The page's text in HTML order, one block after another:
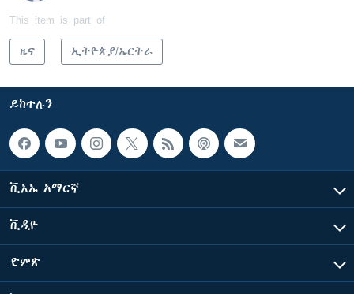
This item is part of
ዜና ኢትዮጵያ/ኤርትራ
ይከተሉን
ቪኦኤ አማርኛ
ቪዲዮ
ድምጽ